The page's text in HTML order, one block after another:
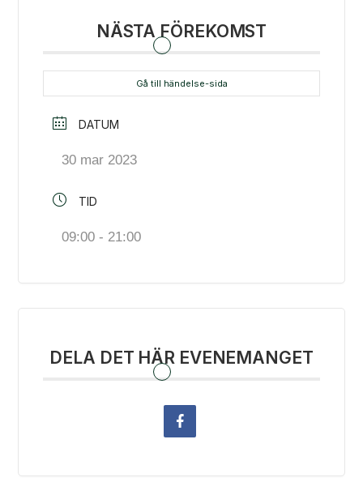
NÄSTA FÖREKOMST
Gå till händelse-sida
DATUM
30 mar 2023
TID
09:00 - 21:00
DELA DET HÄR EVENEMANGET